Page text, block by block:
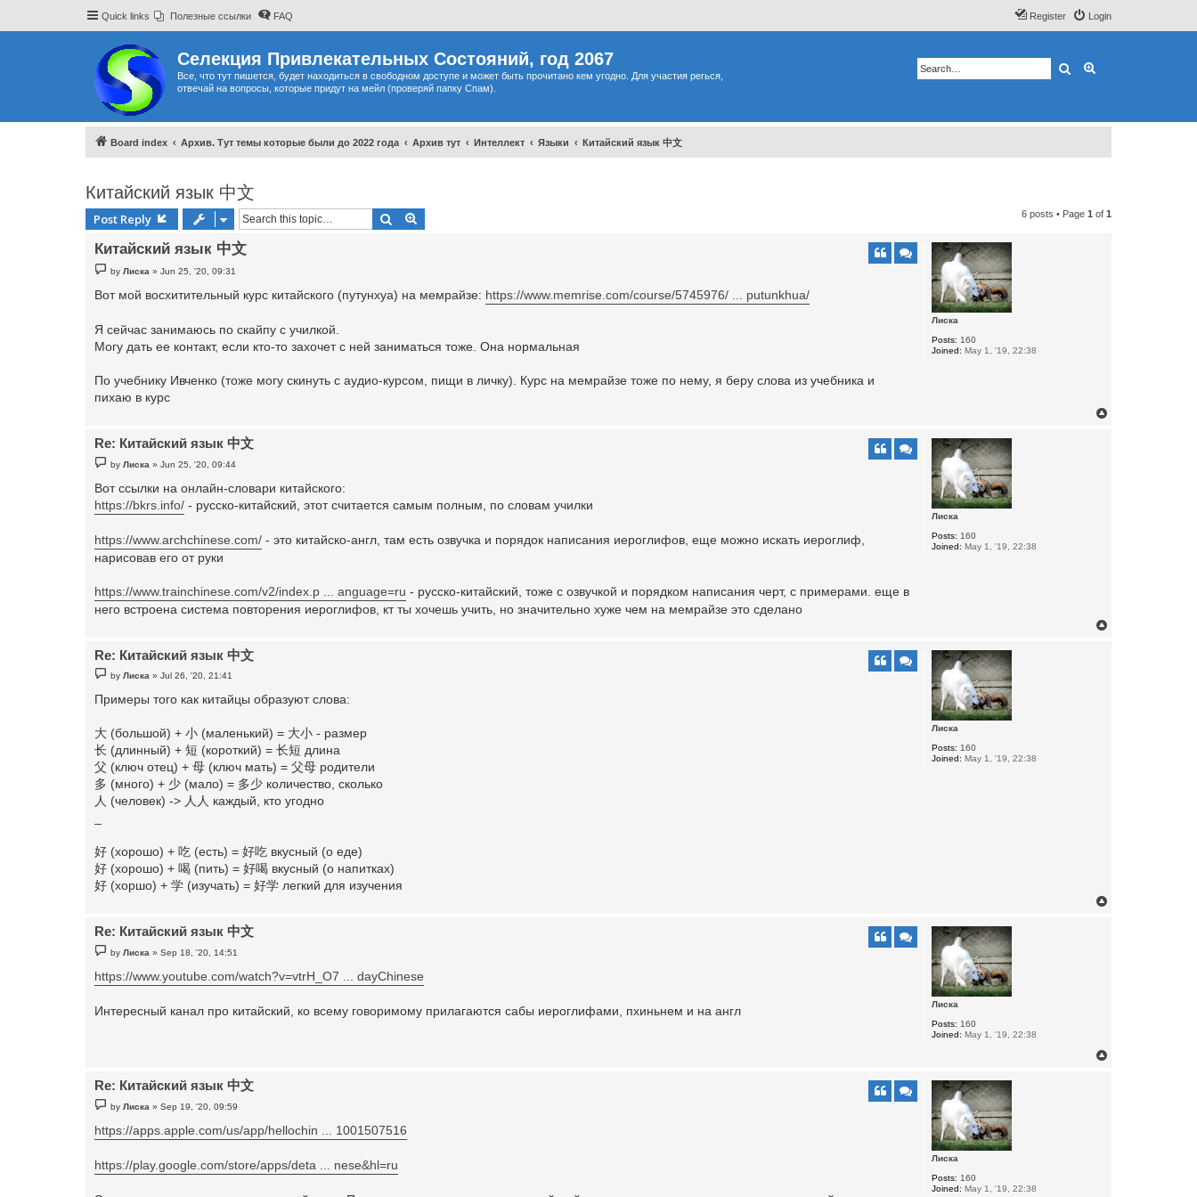
Quick links Полезные ссылки FAQ Login
Register
Селекция Привлекательных Состояний, год 2067
Все, что тут пишется, будет находиться в свободном доступе и может быть прочитано кем угодно. Для участия регься,
отвечай на вопросы, которые придут на мейл (проверяй папку Спам).
Search
Board index Архив. Тут темы которые были до 2022 года Архив тут Интеллект Языки Китайский язык 中文
Китайский язык 中文
Post Reply Search 6 posts • Page 1 of 1
Лиска
Posts: 160
Joined: May 1, '19, 22:38
Китайский язык 中文
P
o
t
byЛиска »Jun 25, '20, 09:31
Вот мой восхитительный курс китайского (путунхуа) на мемрайзе: https://www.memrise.com/course/5745976/ ... putunkhua/
Я сейчас занимаюсь по скайпу с училкой.
Могу дать ее контакт, если кто-то захочет с ней заниматься тоже. Она нормальная
По учебнику Ивченко (тоже могу скинуть с аудио-курсом, пищи в личку). Курс на мемрайзе тоже по нему, я беру слова из учебника и
пихаю в курс
Лиска
Posts: 160
Joined: May 1, '19, 22:38
Re: Китайский язык 中文
P
o
t
byЛиска »Jun 25, '20, 09:44
Вот ссылки на онлайн-словари китайского:
https://bkrs.info/ - русско-китайский, этот считается самым полным, по словам училки
https://www.archchinese.com/ - это китайско-англ, там есть озвучка и порядок написания иероглифов, еще можно искать иероглиф,
нарисовав его от руки
https://www.trainchinese.com/v2/index.p ... anguage=ru - русско-китайский, тоже с озвучкой и порядком написания черт, с примерами. еще в
него встроена система повторения иероглифов, кт ты хочешь учить, но значительно хуже чем на мемрайзе это сделано
Лиска
Posts: 160
Joined: May 1, '19, 22:38
Re: Китайский язык 中文
P
o
t
byЛиска »Jul 26, '20, 21:41
Примеры того как китайцы образуют слова:
大 (большой) + 小 (маленький) = 大小 - размер
长 (длинный) + 短 (короткий) = 长短 длина
父 (ключ отец) + 母 (ключ мать) = 父母 родители
多 (много) + 少 (мало) = 多少 количество, сколько
人 (человек) -> 人人 каждый, кто угодно
​好 (хорошо) + ​吃 (есть) = 好​吃 вкусный (о еде)
好 (хорошо) + 喝 (пить) = 好喝 вкусный (о напитках)
好 (хоршо) + 学 (изучать) = 好学 легкий для изучения
Лиска
Posts: 160
Joined: May 1, '19, 22:38
Re: Китайский язык 中文
P
o
t
byЛиска »Sep 18, '20, 14:51
https://www.youtube.com/watch?v=vtrH_O7 ... dayChinese
Интересный канал про китайский, ко всему говоримому прилагаются сабы иероглифами, пхиньнем и на англ
Лиска
Posts: 160
Joined: May 1, '19, 22:38
Re: Китайский язык 中文
P
o
t
byЛиска »Sep 19, '20, 09:59
https://apps.apple.com/us/app/hellochin ... 1001507516
https://play.google.com/store/apps/deta ... nese&hl=ru